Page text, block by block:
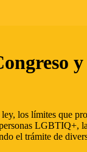
los límites que
el trámite de